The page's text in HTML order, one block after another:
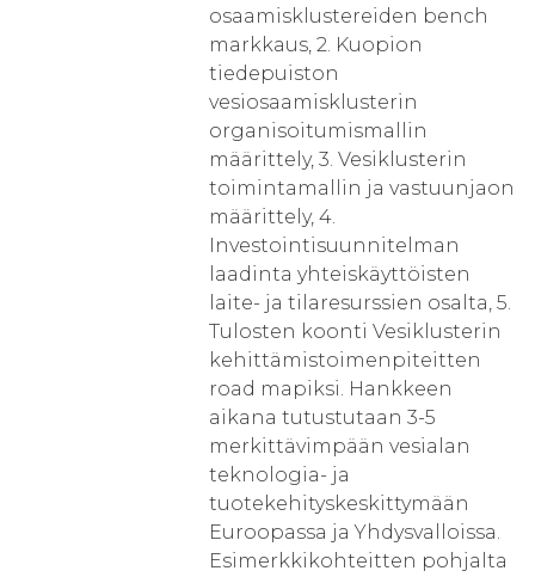
osaamisklustereiden bench
markkaus, 2. Kuopion
tiedepuiston
vesiosaamisklusterin
organisoitumismallin
määrittely, 3. Vesiklusterin
toimintamallin ja vastuunjaon
määrittely, 4.
Investointisuunnitelman
laadinta yhteiskäyttöisten
laite- ja tilaresurssien osalta, 5.
Tulosten koonti Vesiklusterin
kehittämistoimenpiteitten
road mapiksi. Hankkeen
aikana tutustutaan 3-5
merkittävimpään vesialan
teknologia- ja
tuotekehityskeskittymään
Euroopassa ja Yhdysvalloissa.
Esimerkkikohteitten pohjalta